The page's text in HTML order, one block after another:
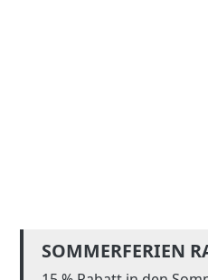
SOMMERFERIEN